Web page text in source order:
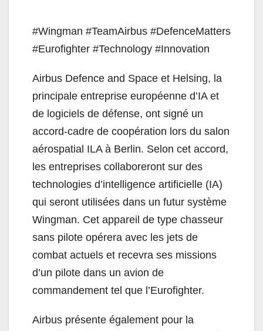
#Wingman #TeamAirbus #DefenceMatters
#Eurofighter #Technology #Innovation
Airbus Defence and Space et Helsing, la
principale entreprise européenne d’IA et
de logiciels de défense, ont signé un
accord-cadre de coopération lors du salon
aérospatial ILA à Berlin. Selon cet accord,
les entreprises collaboreront sur des
technologies d’intelligence artificielle (IA)
qui seront utilisées dans un futur système
Wingman. Cet appareil de type chasseur
sans pilote opérera avec les jets de
combat actuels et recevra ses missions
d’un pilote dans un avion de
commandement tel que l’Eurofighter.
Airbus présente également pour la